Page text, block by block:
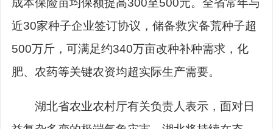
成本保险亩均保额提高300至500元。全省常年与
近30家种子企业签订协议，储备救灾备荒种子超
500万斤，可满足约340万亩改种补种需求，化
肥、农药等关键农资均超实际生产需要。
湖北省农业农村厅有关负责人表示，面对日